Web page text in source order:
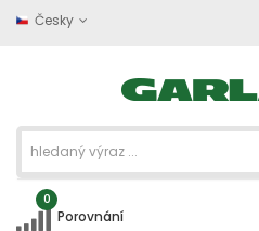
Česky
0
Porovnání